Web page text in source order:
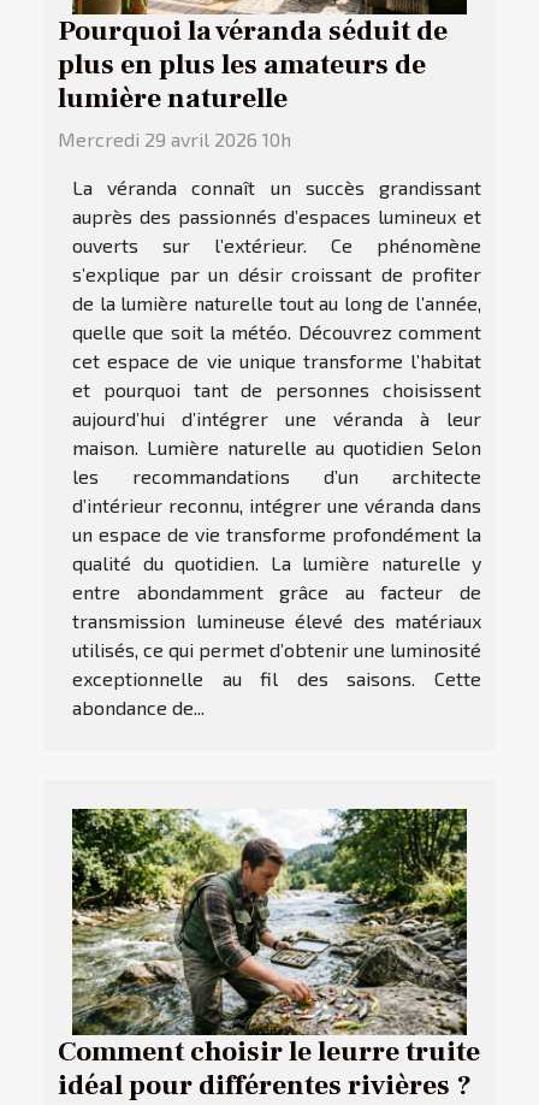
Pourquoi la véranda séduit de
plus en plus les amateurs de
lumière naturelle
Mercredi 29 avril 2026 10h
La véranda connaît un succès grandissant
auprès des passionnés d’espaces lumineux et
ouverts sur l’extérieur. Ce phénomène
s’explique par un désir croissant de profiter
de la lumière naturelle tout au long de l’année,
quelle que soit la météo. Découvrez comment
cet espace de vie unique transforme l’habitat
et pourquoi tant de personnes choisissent
aujourd’hui d’intégrer une véranda à leur
maison. Lumière naturelle au quotidien Selon
les recommandations d’un architecte
d’intérieur reconnu, intégrer une véranda dans
un espace de vie transforme profondément la
qualité du quotidien. La lumière naturelle y
entre abondamment grâce au facteur de
transmission lumineuse élevé des matériaux
utilisés, ce qui permet d’obtenir une luminosité
exceptionnelle au fil des saisons. Cette
abondance de...
Comment choisir le leurre truite
idéal pour différentes rivières ?